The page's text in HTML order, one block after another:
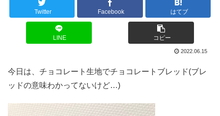
Twitter Facebook はてブ
LINE コピー
2022.06.15
今日は、チョコレート生地でチョコレートブレッド(ブレ
ッドの意味わかってないけど…)